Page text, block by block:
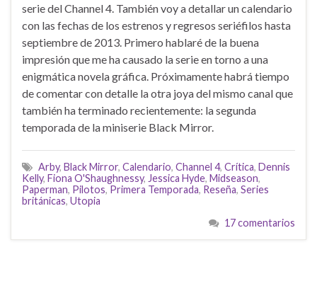
serie del Channel 4. También voy a detallar un calendario
con las fechas de los estrenos y regresos seriéfilos hasta
septiembre de 2013. Primero hablaré de la buena
impresión que me ha causado la serie en torno a una
enigmática novela gráfica. Próximamente habrá tiempo
de comentar con detalle la otra joya del mismo canal que
también ha terminado recientemente: la segunda
temporada de la miniserie Black Mirror.
Arby, Black Mirror, Calendario, Channel 4, Crítica, Dennis
Kelly, Fiona O'Shaughnessy, Jessica Hyde, Midseason,
Paperman, Pilotos, Primera Temporada, Reseña, Series
británicas, Utopia
17 comentarios